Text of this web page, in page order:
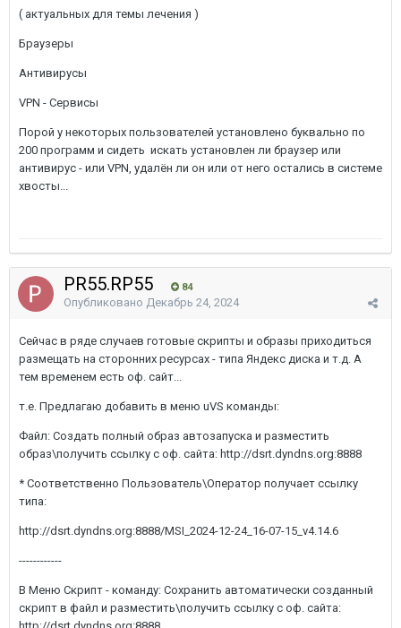
( актуальных для темы лечения )
Браузеры
Антивирусы
VPN - Сервисы
Порой у некоторых пользователей установлено буквально по
200 программ и сидеть искать установлен ли браузер или
антивирус - или VPN, удалён ли он или от него остались в системе
хвосты...
PR55.RP55 84
Опубликовано Декабрь 24, 2024
Сейчас в ряде случаев готовые скрипты и образы приходиться
размещать на сторонних ресурсах - типа Яндекс диска и т.д. А
тем временем есть оф. сайт...
т.е. Предлагаю добавить в меню uVS команды:
Файл: Создать полный образ автозапуска и разместить
образ\получить ссылку с оф. сайта: http://dsrt.dyndns.org:8888
* Соответственно Пользователь\Оператор получает ссылку
типа:
http://dsrt.dyndns.org:8888/MSI_2024-12-24_16-07-15_v4.14.6
------------
В Меню Скрипт - команду: Сохранить автоматически созданный
скрипт в файл и разместить\получить ссылку с оф. сайта: